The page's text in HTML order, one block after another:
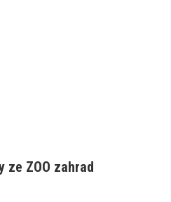
ze ZOO zahrad